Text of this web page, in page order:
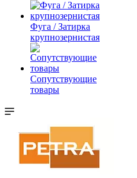
Фуга / Затирка
крупнозернистая
Сопутствующие
товары